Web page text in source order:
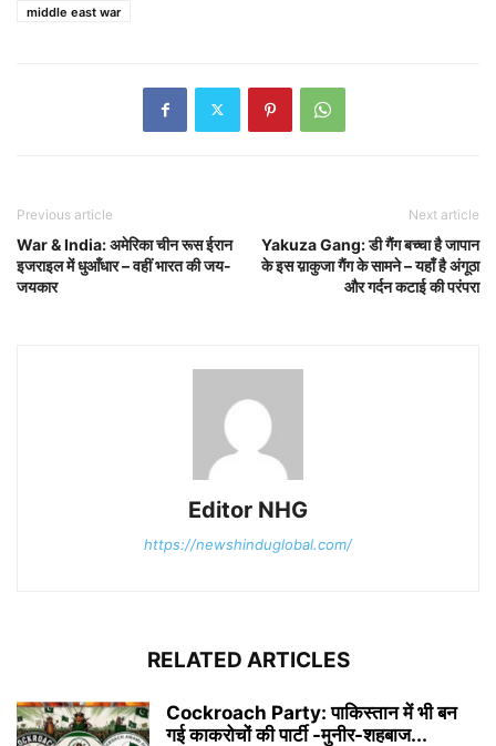
middle east war
Previous article
War & India: अमेरिका चीन रूस ईरान
इजराइल में धुआँधार – वहीं भारत की जय-
जयकार
Next article
Yakuza Gang: डी गैंग बच्चा है जापान
के इस य़ाकुजा गैंग के सामने – यहाँ है अंगूठा
और गर्दन कटाई की परंपरा
Editor NHG
https://newshinduglobal.com/
RELATED ARTICLES
Cockroach Party: पाकिस्तान में भी बन
गई काकरोचों की पार्टी -मुनीर-शहबाज...